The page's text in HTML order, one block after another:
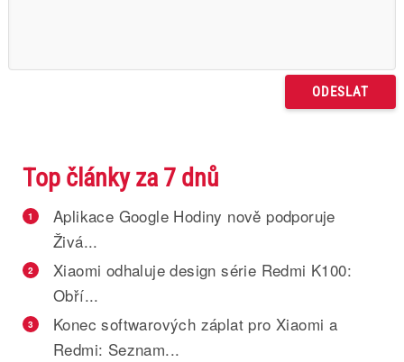
Top články za 7 dnů
1
Aplikace Google Hodiny nově podporuje
Živá...
2
Xiaomi odhaluje design série Redmi K100:
Obří...
3
Konec softwarových záplat pro Xiaomi a
Redmi: Seznam...